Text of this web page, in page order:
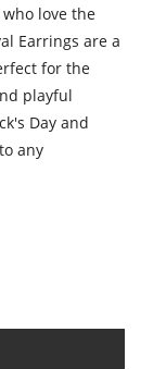
love the
Earrings are a
for the
playful
Day and
any